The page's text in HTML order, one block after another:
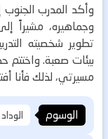
وأكد المدرب
وجماهيره، مشيراً
تطوير شخصيته
بيئات صعبة. واختتم
مسيرتي، لذلك فأنا
الوسوم